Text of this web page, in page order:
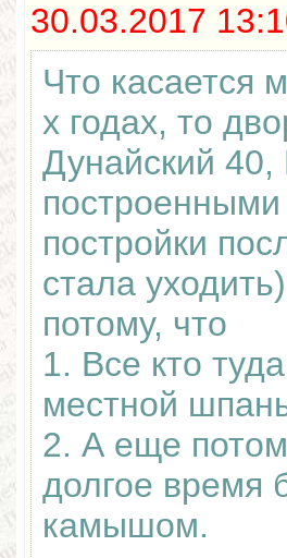
30.03.2017
Что касается
х годах, то
Дунайский 40,
постройки
стала
потому, что
1. Все кто
местной
2. А еще
долгое время
камышом.